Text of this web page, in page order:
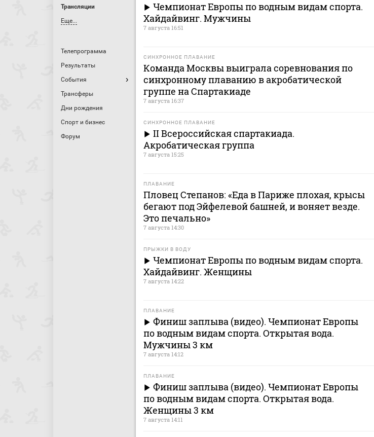
Трансляции
Еще...
Телепрограмма
Результаты
События
Трансферы
Дни рождения
Спорт и бизнес
Форум
Чемпионат Европы по водным видам спорта.
Хайдайвинг. Мужчины
7 августа 16:51
СИНХРОННОЕ ПЛАВАНИЕ
Команда Москвы выиграла соревнования по
синхронному плаванию в акробатической
группе на Спартакиаде
7 августа 16:37
СИНХРОННОЕ ПЛАВАНИЕ
II Всероссийская спартакиада.
Акробатическая группа
7 августа 15:25
ПЛАВАНИЕ
Пловец Степанов: «Еда в Париже плохая, крысы
бегают под Эйфелевой башней, и воняет везде.
Это печально»
7 августа 14:30
ПРЫЖКИ В ВОДУ
Чемпионат Европы по водным видам спорта.
Хайдайвинг. Женщины
7 августа 14:22
ПЛАВАНИЕ
Финиш заплыва (видео). Чемпионат Европы
по водным видам спорта. Открытая вода.
Мужчины 3 км
7 августа 14:12
ПЛАВАНИЕ
Финиш заплыва (видео). Чемпионат Европы
по водным видам спорта. Открытая вода.
Женщины 3 км
7 августа 14:11